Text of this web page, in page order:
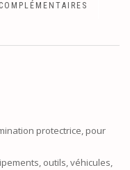
protectrice, pour
outils, véhicules,